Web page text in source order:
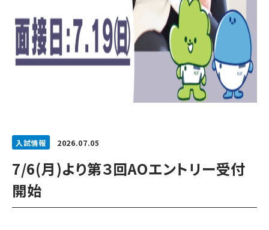
入試情報 2026.07.05
7/6(月)より第３回AOエントリー受付
開始